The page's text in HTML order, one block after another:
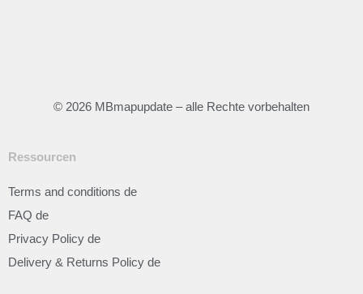
© 2026 MBmapupdate – alle Rechte vorbehalten
Ressourcen
Terms and conditions de
FAQ de
Privacy Policy de
Delivery & Returns Policy de